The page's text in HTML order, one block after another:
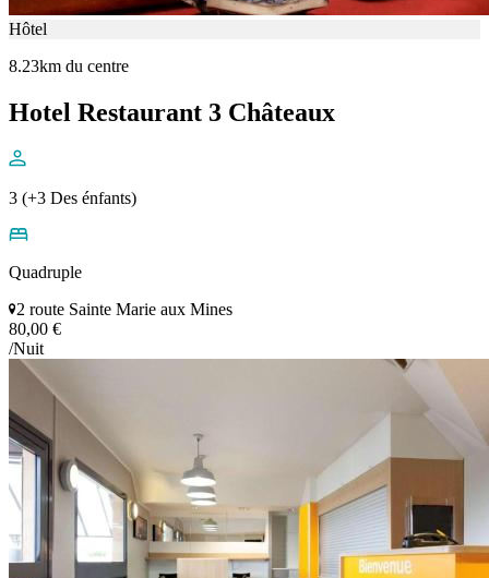
Hôtel
8.23km du centre
Hotel Restaurant 3 Châteaux
3 (+3 Des énfants)
Quadruple
2 route Sainte Marie aux Mines
80,00 €
/Nuit